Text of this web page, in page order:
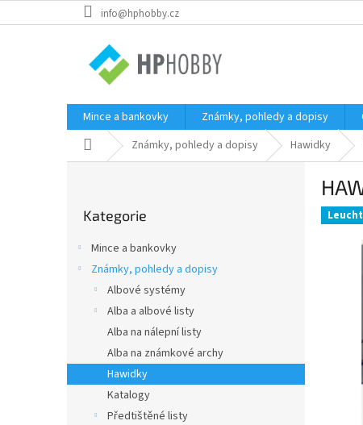
na
info@hphobby.cz
Mince a bankovky Známky, pohledy a dopisy
Domů Známky, pohledy a dopisy Hawidky
n
e
kategorie
Kategorie
Mince a bankovky
Známky, pohledy a dopisy
Albové systémy
Alba a albové listy
Alba na nálepní listy
Alba na známkové archy
Hawidky
Katalogy
Předtištěné listy